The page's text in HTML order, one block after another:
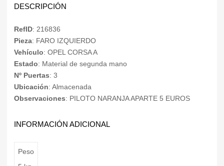
DESCRIPCIÓN
RefID: 216836
Pieza: FARO IZQUIERDO
Vehículo: OPEL CORSA A
Estado: Material de segunda mano
Nº Puertas: 3
Ubicación: Almacenada
Observaciones: PILOTO NARANJA APARTE 5 EUROS
INFORMACIÓN ADICIONAL
Peso